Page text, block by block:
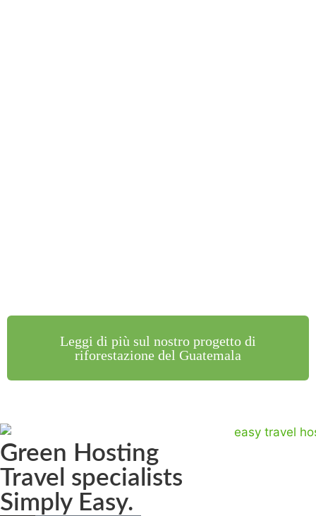
Leggi di più sul nostro progetto di
riforestazione del Guatemala
Green Hosting
Travel specialists
Simply Easy.